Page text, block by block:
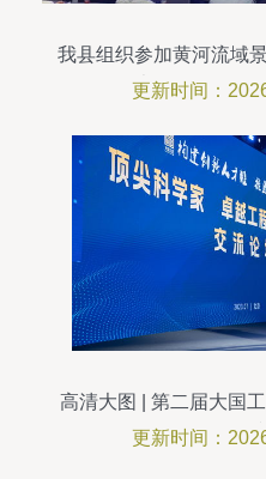
我县组织参加黄河流域
展大会，展现多
更新时间：
高清大图 | 第二届大国
更新时间：